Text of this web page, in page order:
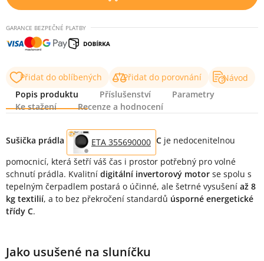
GARANCE BEZPEČNÉ PLATBY
Přidat do oblíbených Přidat do porovnání
Návod
Popis produktu
Příslušenství
Parametry
Ke stažení
Recenze a hodnocení
Popis produktu
Sušička prádla ETA 355690000 C je nedocenitelnou
pomocnicí, která šetří váš čas i prostor potřebný pro volné
schnutí prádla. Kvalitní digitální invertorový motor se spolu s
tepelným čerpadlem postará o účinné, ale šetrné vysušení až 8
kg textilií, a to bez překročení standardů úsporné energetické
třídy C.
Jako usušené na sluníčku